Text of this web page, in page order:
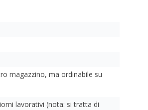
magazzino, ma ordinabile su
lavorativi (nota: si tratta di